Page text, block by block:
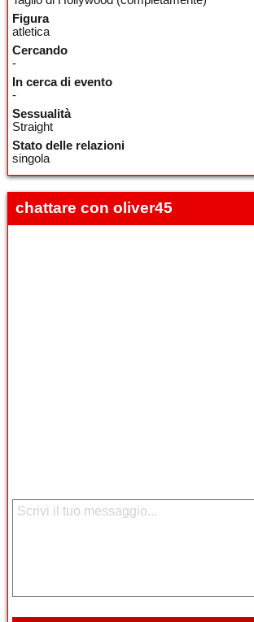
Figura
atletica
Cercando
-
In cerca di evento
-
Sessualità
Straight
Stato delle relazioni
singola
chattare con oliver45